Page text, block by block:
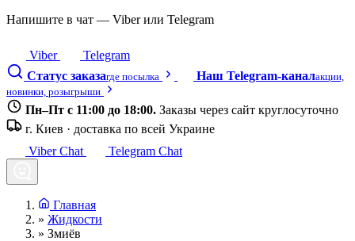
Напишите в чат — Viber или Telegram
Viber
Telegram
Статус заказагде посылка Наш Telegram-каналакции,
новинки, розыгрыши
Пн–Пт с 11:00 до 18:00. Заказы через сайт круглосуточно
г. Киев · доставка по всей Украине
Viber Chat
Telegram Chat
Главная
» Жидкости
» Змиёв